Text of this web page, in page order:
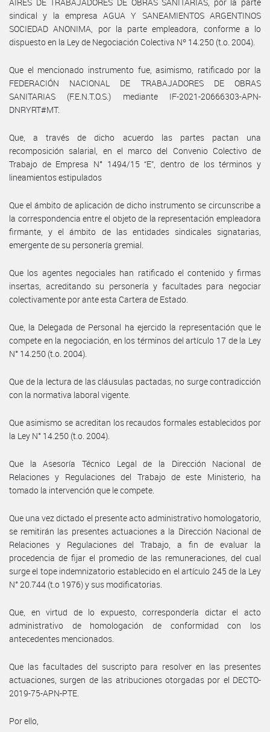
sindical y la empresa AGUA Y SANEAMIENTOS ARGENTINOS
SOCIEDAD ANONIMA, por la parte empleadora, conforme a lo
dispuesto en la Ley de Negociación Colectiva Nº 14.250 (t.o. 2004).
Que el mencionado instrumento fue, asimismo, ratificado por la
FEDERACIÓN NACIONAL DE TRABAJADORES DE OBRAS
SANITARIAS (F.E.N.T.O.S.) mediante IF-2021-20666303-APN-
DNRYRT#MT.
Que, a través de dicho acuerdo las partes pactan una
recomposición salarial, en el marco del Convenio Colectivo de
Trabajo de Empresa N° 1494/15 “E”, dentro de los términos y
lineamientos estipulados
Que el ámbito de aplicación de dicho instrumento se circunscribe a
la correspondencia entre el objeto de la representación empleadora
firmante, y el ámbito de las entidades sindicales signatarias,
emergente de su personería gremial.
Que los agentes negociales han ratificado el contenido y firmas
insertas, acreditando su personería y facultades para negociar
colectivamente por ante esta Cartera de Estado.
Que, la Delegada de Personal ha ejercido la representación que le
compete en la negociación, en los términos del artículo 17 de la Ley
N° 14.250 (t.o. 2004).
Que de la lectura de las cláusulas pactadas, no surge contradicción
con la normativa laboral vigente.
Que asimismo se acreditan los recaudos formales establecidos por
la Ley N° 14.250 (t.o. 2004).
Que la Asesoría Técnico Legal de la Dirección Nacional de
Relaciones y Regulaciones del Trabajo de este Ministerio, ha
tomado la intervención que le compete.
Que una vez dictado el presente acto administrativo homologatorio,
se remitirán las presentes actuaciones a la Dirección Nacional de
Relaciones y Regulaciones del Trabajo, a fin de evaluar la
procedencia de fijar el promedio de las remuneraciones, del cual
surge el tope indemnizatorio establecido en el artículo 245 de la Ley
N° 20.744 (t.o 1976) y sus modificatorias.
Que, en virtud de lo expuesto, correspondería dictar el acto
administrativo de homologación de conformidad con los
antecedentes mencionados.
Que las facultades del suscripto para resolver en las presentes
actuaciones, surgen de las atribuciones otorgadas por el DECTO-
2019-75-APN-PTE.
Por ello,